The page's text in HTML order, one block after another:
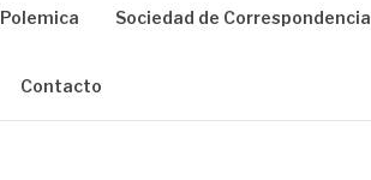
Polemica Sociedad de Correspondencia
Contacto